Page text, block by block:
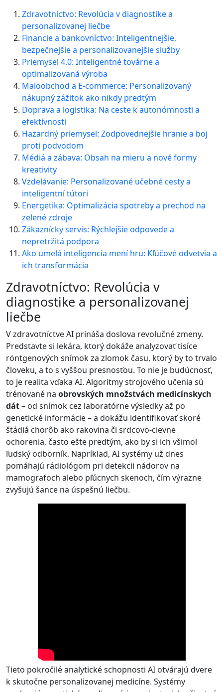
Zdravotníctvo: Revolúcia v diagnostike a
personalizovanej liečbe
Financie a bankovníctvo: Inteligentnejšie,
bezpečnejšie a personalizovanejšie služby
Priemysel 4.0: Inteligentné továrne a
optimalizovaná výroba
Maloobchod a E-commerce: Personalizovaný
nákupný zážitok ako nikdy predtým
Doprava a logistika: Na ceste k autonómnosti a
efektívnosti
Hazardný priemysel: Zodpovednejšie hranie a boj
proti podvodom
Médiá a zábava: Obsah na mieru a nové formy
kreativity
Vzdelávanie: Personalizované učebné cesty a
inteligentní tútori
Energetika: Optimalizácia spotreby a prechod na
zelené zdroje
Zákaznícky servis: Rýchlejšie odpovede a
nepretržitá podpora
Ako umelá inteligencia mení hru: Kľúčové odvetvia a
ich transformácia
Zdravotníctvo: Revolúcia v
diagnostike a personalizovanej
liečbe
V zdravotníctve AI prináša doslova revolučné zmeny.
Predstavte si lekára, ktorý dokáže analyzovať tisíce
röntgenových snímok za zlomok času, ktorý by to trvalo
človeku, a to s vyššou presnosťou. To nie je budúcnosť,
to je realita vďaka AI. Algoritmy strojového učenia sú
trénované na obrovských množstvách medicínskych
dát– od snímok cez laboratórne výsledky až po
genetické informácie – a dokážu identifikovať skoré
štádiá chorôb ako rakovina či srdcovo-cievne
ochorenia, často ešte predtým, ako by si ich všimol
ľudský odborník. Napríklad, AI systémy už dnes
pomáhajú rádiológom pri detekcii nádorov na
mamografoch alebo pľúcnych skenoch, čím výrazne
zvyšujú šance na úspešnú liečbu.
Tieto pokročilé analytické schopnosti AI otvárajú dvere
k skutočne personalizovanej medicíne. Systémy